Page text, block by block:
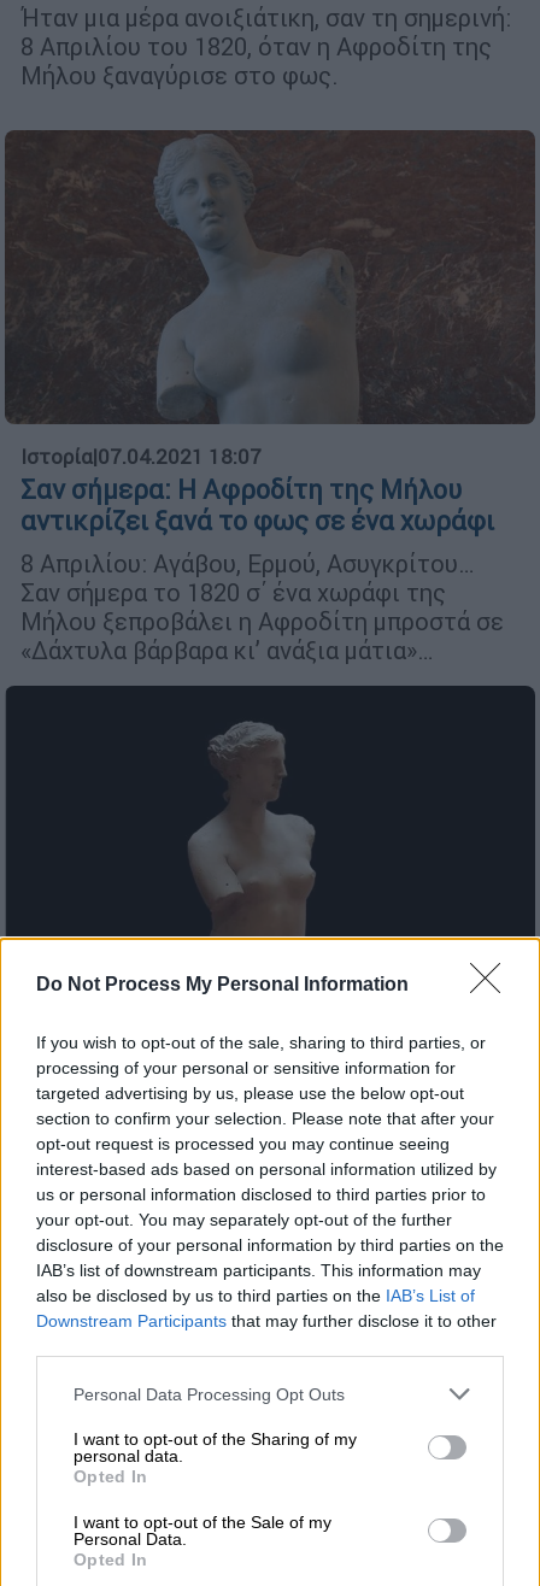
Do Not Process My Personal Information
If you wish to opt-out of the sale, sharing to third parties, or
processing of your personal or sensitive information for
targeted advertising by us, please use the below opt-out
section to confirm your selection. Please note that after your
opt-out request is processed you may continue seeing
interest-based ads based on personal information utilized by
us or personal information disclosed to third parties prior to
your opt-out. You may separately opt-out of the further
disclosure of your personal information by third parties on the
IAB’s list of downstream participants. This information may
also be disclosed by us to third parties on the IAB’s List of
Downstream Participants that may further disclose it to other
Please note that this website/app uses one or more Google
not limited to your visit or usage behaviour. You may click to
grant or deny consent to Google and its third-party tags to
use your data for below specified purposes in below Google
consent section.
Personal Data Processing Opt Outs
I want to opt-out of the Sharing of my
personal data.
Opted In
I want to opt-out of the Sale of my
Personal Data.
Opted In
Ήταν μια μέρα ανοιξιάτικη, σαν τη σημερινή:
8 Απριλίου του 1820, όταν η Αφροδίτη της
Μήλου ξαναγύρισε στο φως.
Ιστορία|07.04.2021 18:07
Σαν σήμερα: Η Αφροδίτη της Μήλου
αντικρίζει ξανά το φως σε ένα χωράφι
8 Απριλίου: Αγάβου, Ερμού, Ασυγκρίτου…
Σαν σήμερα το 1820 σ΄ ένα χωράφι της
Μήλου ξεπροβάλει η Αφροδίτη μπροστά σε
«Δάχτυλα βάρβαρα κι’ ανάξια μάτια»…
All About History|13.12.2019 14:15
Aφροδίτη της Μήλου: Πώς κατάφεραν
να την αρπάξουν οι Γάλλοι
Λίγους μήνες πριν ξεσηκωθεί το Έθνος κατά
των Οθωμανών, ο Γεώργιος Κεντρωτάς ή
Μποτώνης αρχίζει να σκάβει τη γη...
ΑΛΛΑ #TAGS
ειδήσεις τώρα
σαν σημερα
άγαλμα